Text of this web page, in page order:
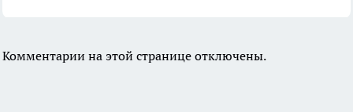
Комментарии на этой странице отключены.